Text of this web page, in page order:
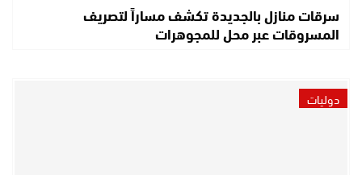
سرقات منازل بالجديدة تكشف مساراً لتصريف
المسروقات عبر محل للمجوهرات
دوليات